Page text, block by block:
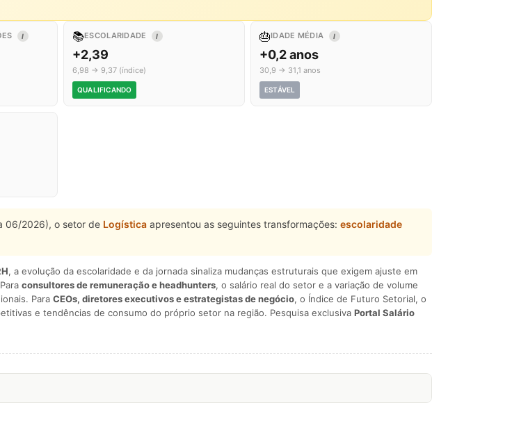
I 📚ESCOLARIDADE I
+2,39
6,98 → 9,37 (índice)
QUALIFICANDO
🎂IDADE MÉDIA I
+0,2 anos
30,9 → 31,1 anos
ESTÁVEL
06/2026), o setor de Logística apresentou as seguintes transformações: escolaridade
, a evolução da escolaridade e da jornada sinaliza mudanças estruturais que exigem ajuste em
consultores de remuneração e headhunters, o salário real do setor e a variação de volume
Para CEOs, diretores executivos e estrategistas de negócio, o Índice de Futuro Setorial, o
e tendências de consumo do próprio setor na região. Pesquisa exclusiva Portal Salário